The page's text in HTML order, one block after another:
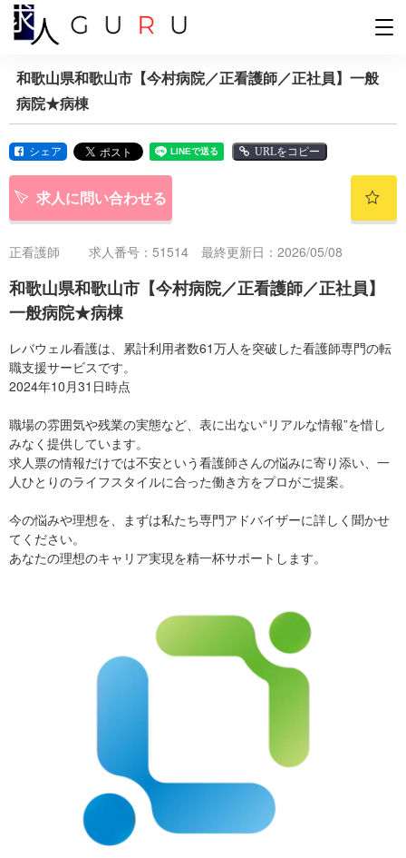
和歌山県和歌山市【今村病院／正看護師／正社員】一般
病院★病棟
シェア URLをコピー
求人に問い合わせる
正看護師 求人番号：51514 最終更新日：2026/05/08
和歌山県和歌山市【今村病院／正看護師／正社員】
一般病院★病棟
レバウェル看護は、累計利用者数61万人を突破した看護師専門の転
職支援サービスです。
2024年10月31日時点
職場の雰囲気や残業の実態など、表に出ない“リアルな情報”を惜し
みなく提供しています。
求人票の情報だけでは不安という看護師さんの悩みに寄り添い、一
人ひとりのライフスタイルに合った働き方をプロがご提案。
今の悩みや理想を、まずは私たち専門アドバイザーに詳しく聞かせ
てください。
あなたの理想のキャリア実現を精一杯サポートします。